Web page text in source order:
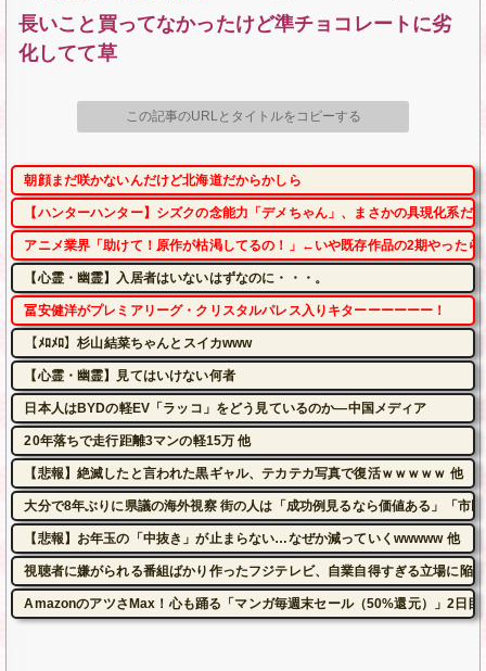
長いこと買ってなかったけど準チョコレートに劣
化してて草
この記事のURLとタイトルをコピーする
朝顔まだ咲かないんだけど北海道だからかしら
【ハンターハンター】シズクの念能力「デメちゃん」、まさかの具現化系だ
アニメ業界「助けて！原作が枯渇してるの！」←いや既存作品の2期やったら
【心霊・幽霊】入居者はいないはずなのに・・・。
冨安健洋がプレミアリーグ・クリスタルパレス入りキターーーーーー！
【ﾒﾛﾒﾛ】杉山結菜ちゃんとスイカwww
【心霊・幽霊】見てはいけない何者
日本人はBYDの軽EV「ラッコ」をどう見ているのか―中国メディア
20年落ちで走行距離3マンの軽15万 他
【悲報】絶滅したと言われた黒ギャル、テカテカ写真で復活ｗｗｗｗｗ 他
大分で8年ぶりに県議の海外視察 街の人は「成功例見るなら価値ある」「市
【悲報】お年玉の「中抜き」が止まらない…なぜか減っていくwwwww 他
視聴者に嫌がられる番組ばかり作ったフジテレビ、自業自得すぎる立場に
AmazonのアツさMax！心も踊る「マンガ毎週末セール（50%還元）」2日目